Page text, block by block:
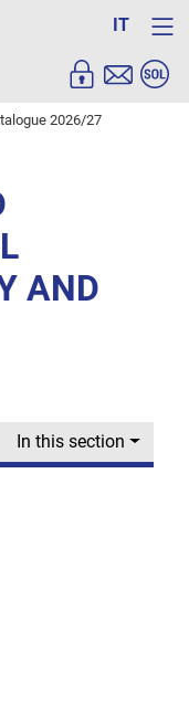
IT
2026/27
AND
In this section